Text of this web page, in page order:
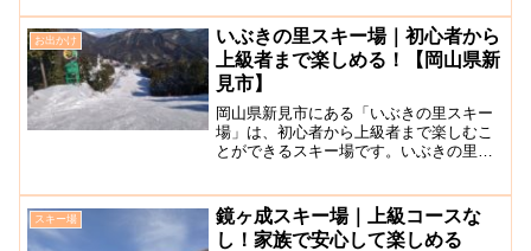
覚を楽しめます。コースは7つあり、初心
者向けの広く緩やかなコ...
お出かけ
いぶきの里スキー場｜初心者から
上級者まで楽しめる！【岡山県新
見市】
岡山県新見市にある「いぶきの里スキー
場」は、初心者から上級者まで楽しむこ
とができるスキー場です。いぶきの里に
したレストランでゆっくりと食事が楽し
めます。初級層・上級層向...
スキー場
鏡ヶ成スキー場｜上級コースな
し！家族で安心して楽しめる